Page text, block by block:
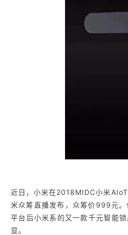
近日，小米在2018MIDC小米
米众筹直播发布，众筹价999元
平台后小米系的又一款千元智能
显。